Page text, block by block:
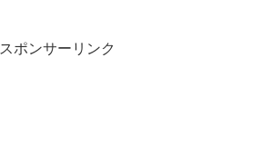
スポンサーリンク